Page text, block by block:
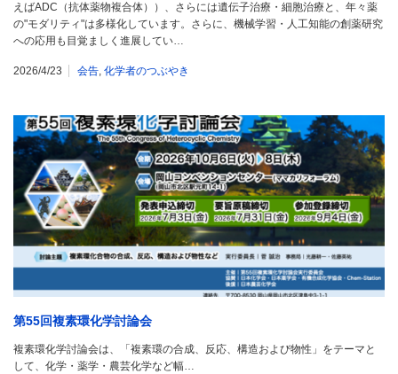
えばADC（抗体薬物複合体））、さらには遺伝子治療・細胞治療と、年々薬
の"モダリティ"は多様化しています。さらに、機械学習・人工知能の創薬研究
への応用も目覚ましく進展してい…
2026/4/23 会告, 化学者のつぶやき
第55回複素環化学討論会
複素環化学討論会は、「複素環の合成、反応、構造および物性」をテーマと
して、化学・薬学・農芸化学など幅…